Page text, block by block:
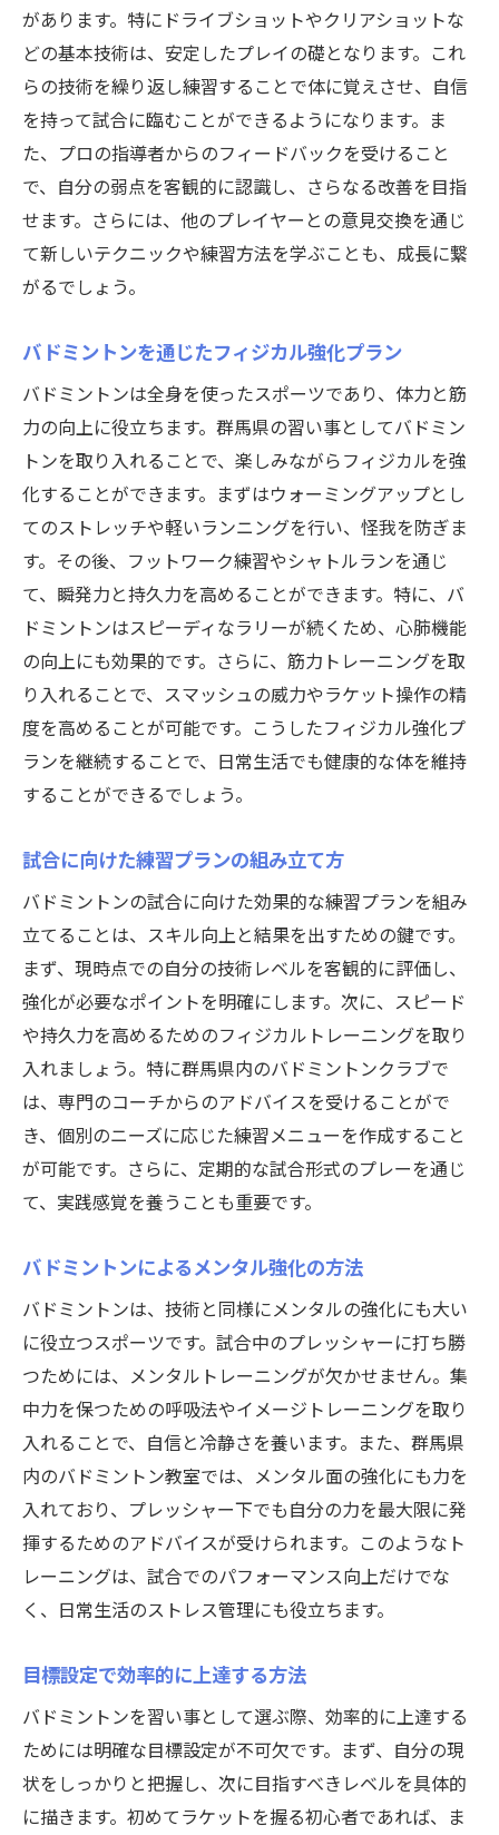
があります。特にドライブショットやクリアショットな
どの基本技術は、安定したプレイの礎となります。これ
らの技術を繰り返し練習することで体に覚えさせ、自信
を持って試合に臨むことができるようになります。ま
た、プロの指導者からのフィードバックを受けること
で、自分の弱点を客観的に認識し、さらなる改善を目指
せます。さらには、他のプレイヤーとの意見交換を通じ
て新しいテクニックや練習方法を学ぶことも、成長に繋
がるでしょう。
バドミントンを通じたフィジカル強化プラン
バドミントンは全身を使ったスポーツであり、体力と筋
力の向上に役立ちます。群馬県の習い事としてバドミン
トンを取り入れることで、楽しみながらフィジカルを強
化することができます。まずはウォーミングアップとし
てのストレッチや軽いランニングを行い、怪我を防ぎま
す。その後、フットワーク練習やシャトルランを通じ
て、瞬発力と持久力を高めることができます。特に、バ
ドミントンはスピーディなラリーが続くため、心肺機能
の向上にも効果的です。さらに、筋力トレーニングを取
り入れることで、スマッシュの威力やラケット操作の精
度を高めることが可能です。こうしたフィジカル強化プ
ランを継続することで、日常生活でも健康的な体を維持
することができるでしょう。
試合に向けた練習プランの組み立て方
バドミントンの試合に向けた効果的な練習プランを組み
立てることは、スキル向上と結果を出すための鍵です。
まず、現時点での自分の技術レベルを客観的に評価し、
強化が必要なポイントを明確にします。次に、スピード
や持久力を高めるためのフィジカルトレーニングを取り
入れましょう。特に群馬県内のバドミントンクラブで
は、専門のコーチからのアドバイスを受けることがで
き、個別のニーズに応じた練習メニューを作成すること
が可能です。さらに、定期的な試合形式のプレーを通じ
て、実践感覚を養うことも重要です。
バドミントンによるメンタル強化の方法
バドミントンは、技術と同様にメンタルの強化にも大い
に役立つスポーツです。試合中のプレッシャーに打ち勝
つためには、メンタルトレーニングが欠かせません。集
中力を保つための呼吸法やイメージトレーニングを取り
入れることで、自信と冷静さを養います。また、群馬県
内のバドミントン教室では、メンタル面の強化にも力を
入れており、プレッシャー下でも自分の力を最大限に発
揮するためのアドバイスが受けられます。このようなト
レーニングは、試合でのパフォーマンス向上だけでな
く、日常生活のストレス管理にも役立ちます。
目標設定で効率的に上達する方法
バドミントンを習い事として選ぶ際、効率的に上達する
ためには明確な目標設定が不可欠です。まず、自分の現
状をしっかりと把握し、次に目指すべきレベルを具体的
に描きます。初めてラケットを握る初心者であれば、ま
公式ラジオ番組「ダンスのとなり」スタート！ スタ
ジオのこと、先生たちのことなどゆるく配信中
視聴する
公式ラジオ番組「ダンスのとなり」スタート！ スタ
ジオのこと、先生たちのことなどゆるく配信中
視聴する